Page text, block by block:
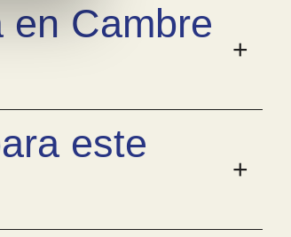
en Cambre
este